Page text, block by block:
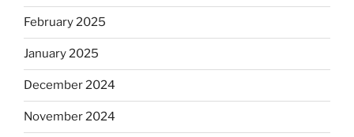
February 2025
January 2025
December 2024
November 2024